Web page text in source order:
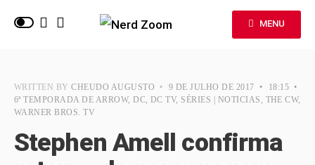
MENU
WRITTEN BYCHEUDO AUGUSTO • 9 DE JULHO DE 2017 • 18:15 •
6ª TEMPORADA DE ARROW,DC, DC TV, SÉRIES | NOTICIAS , THE CW,
WARNER BROS. TV
Stephen Amell confirma